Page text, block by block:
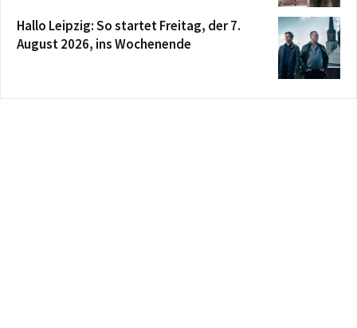
Hallo Leipzig: So startet Freitag, der 7.
August 2026, ins Wochenende